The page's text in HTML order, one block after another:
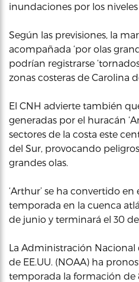
inundaciones por los
Según las previsiones, la
acompañada ‘por olas
podrían registrarse
zonas costeras de Carolina
El CNH advierte también
generadas por el huracán
sectores de la costa este
del Sur, provocando
grandes olas.
‘Arthur’ se ha convertido
temporada en la cuenca
de junio y terminará el 30
La Administración Nacional
de EE.UU. (NOAA) ha
temporada la formación de